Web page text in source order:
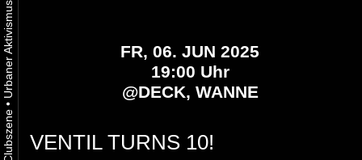
•
FR, 06. JUN 2025
19:00 Uhr
@DECK, WANNE
VENTIL TURNS 10!